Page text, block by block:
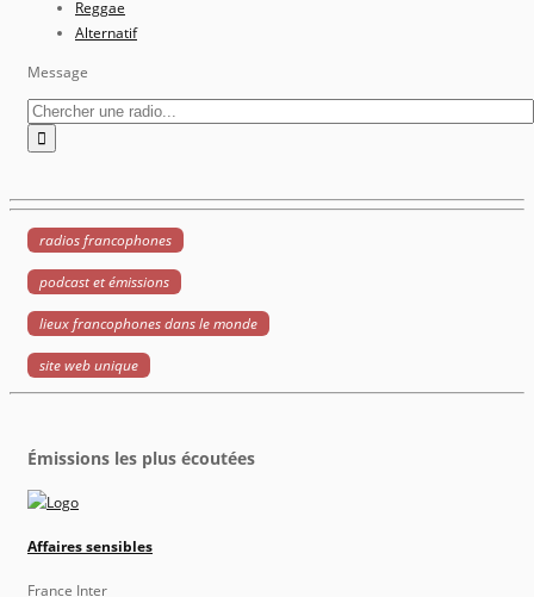
Reggae
Alternatif
Message
radios francophones
podcast et émissions
lieux francophones dans le monde
site web unique
Émissions les plus écoutées
Affaires sensibles
France Inter